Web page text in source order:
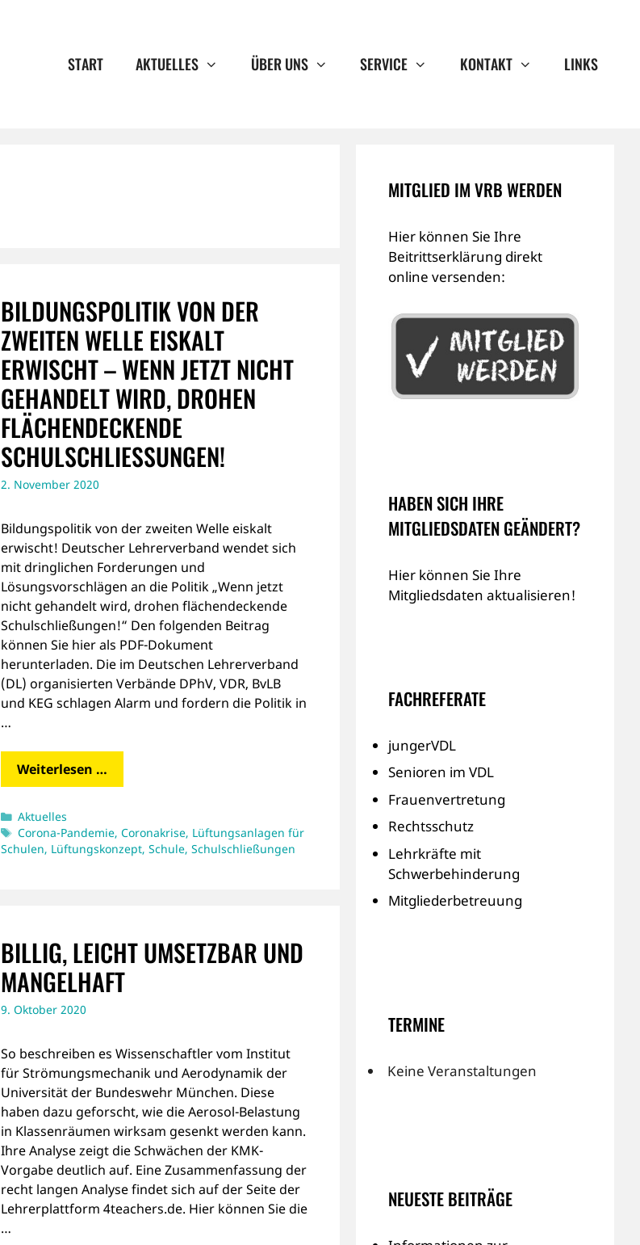
START AKTUELLES ÜBER UNS SERVICE KONTAKT LINKS
BILDUNGSPOLITIK VON DER
ZWEITEN WELLE EISKALT
ERWISCHT – WENN JETZT NICHT
GEHANDELT WIRD, DROHEN
FLÄCHENDECKENDE
SCHULSCHLIESSUNGEN!
2. November 2020
Bildungspolitik von der zweiten Welle eiskalt
erwischt! Deutscher Lehrerverband wendet sich
mit dringlichen Forderungen und
Lösungsvorschlägen an die Politik „Wenn jetzt
nicht gehandelt wird, drohen flächendeckende
Schulschließungen!“ Den folgenden Beitrag
können Sie hier als PDF-Dokument
herunterladen. Die im Deutschen Lehrerverband
(DL) organisierten Verbände DPhV, VDR, BvLB
und KEG schlagen Alarm und fordern die Politik in
…
Weiterlesen …
Kategorien
Aktuelles
Schlagwörter
Corona-Pandemie,Coronakrise, Lüftungsanlagen für
Schulen, Lüftungskonzept, Schule, Schulschließungen
BILLIG, LEICHT UMSETZBAR UND
MANGELHAFT
9. Oktober 2020
So beschreiben es Wissenschaftler vom Institut
für Strömungsmechanik und Aerodynamik der
Universität der Bundeswehr München. Diese
haben dazu geforscht, wie die Aerosol-Belastung
in Klassenräumen wirksam gesenkt werden kann.
Ihre Analyse zeigt die Schwächen der KMK-
Vorgabe deutlich auf. Eine Zusammenfassung der
recht langen Analyse findet sich auf der Seite der
Lehrerplattform 4teachers.de. Hier können Sie die
…
MITGLIED IM VRB WERDEN
Hier können Sie Ihre
Beitrittserklärung direkt
online versenden:
HABEN SICH IHRE
MITGLIEDSDATEN GEÄNDERT?
Hier können Sie Ihre
Mitgliedsdaten aktualisieren!
FACHREFERATE
jungerVDL
Senioren im VDL
Frauenvertretung
Rechtsschutz
Lehrkräfte mit
Schwerbehinderung
Mitgliederbetreuung
TERMINE
Keine Veranstaltungen
NEUESTE BEITRÄGE